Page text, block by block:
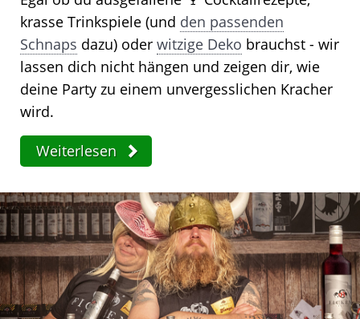
krasse Trinkspiele (und den passenden
Schnaps dazu) oder witzige Deko brauchst - wir
lassen dich nicht hängen und zeigen dir, wie
deine Party zu einem unvergesslichen Kracher
wird.
Weiterlesen